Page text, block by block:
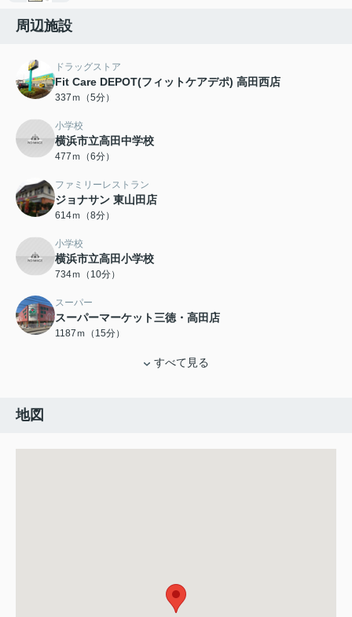
周辺施設
ドラッグストア
Fit Care DEPOT(フィットケアデポ) 高田西店
337ｍ（5分）
小学校
横浜市立高田中学校
477ｍ（6分）
ファミリーレストラン
ジョナサン 東山田店
614ｍ（8分）
小学校
横浜市立高田小学校
734ｍ（10分）
スーパー
スーパーマーケット三徳・高田店
1187ｍ（15分）
すべて見る
地図